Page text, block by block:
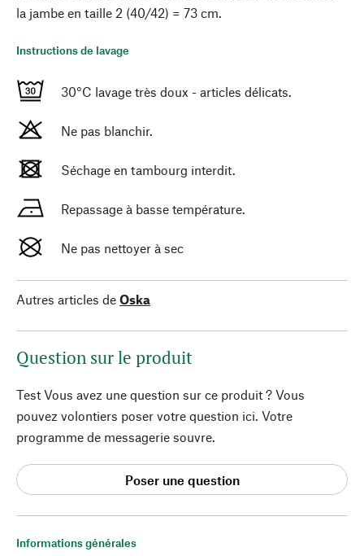
Informations générales
la jambe en taille 2 (40/42) = 73 cm.
Instructions de lavage
30°C lavage très doux - articles délicats.
Ne pas blanchir.
Séchage en tambourg interdit.
Repassage à basse température.
Ne pas nettoyer à sec
Autres articles de Oska
Question sur le produit
Test Vous avez une question sur ce produit ? Vous
pouvez volontiers poser votre question ici. Votre
programme de messagerie souvre.
Poser une question